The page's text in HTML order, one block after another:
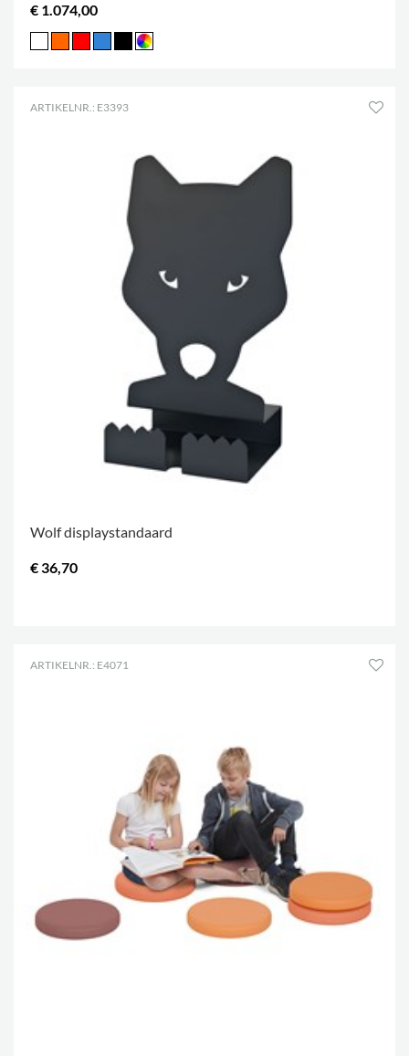
€ 1.074,00
ARTIKELNR.: E3393
Wolf displaystandaard
€ 36,70
ARTIKELNR.: E4071